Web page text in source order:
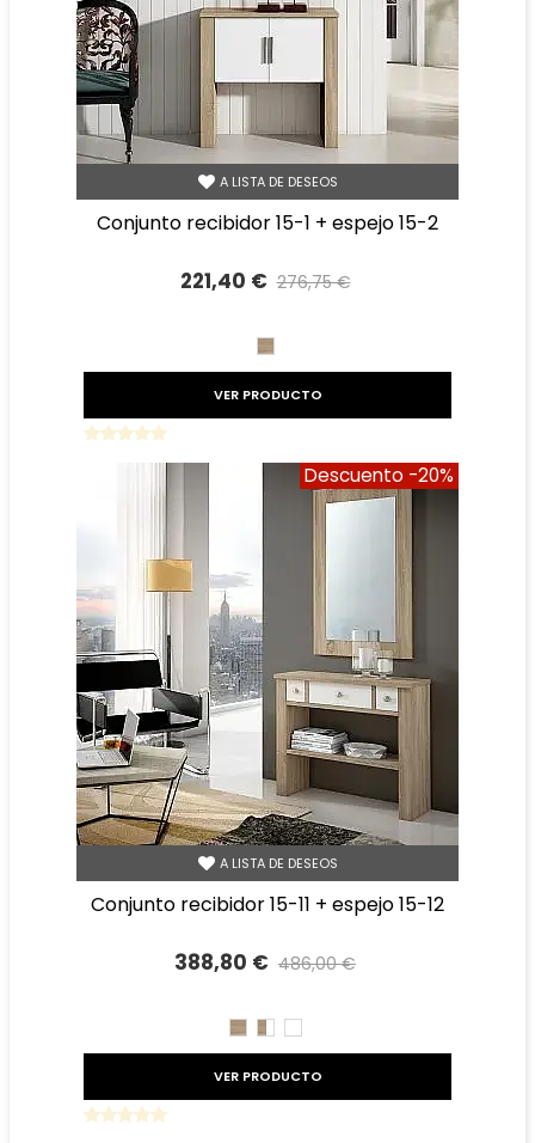
A LISTA DE DESEOS
conjunto recibidor 15-1 + espejo 15-2
221,40 € 276,75 €
CAMBRIAN
VER PRODUCTO
Descuento -20%
A LISTA DE DESEOS
conjunto recibidor 15-11 + espejo 15-12
388,80 € 486,00 €
CAMBRIAN
CAMBRIAN/BLANCO
BLANCO
VER PRODUCTO